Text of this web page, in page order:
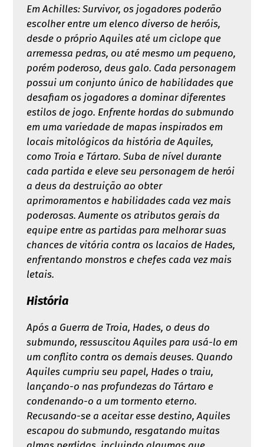
Em Achilles: Survivor, os jogadores poderão
escolher entre um elenco diverso de heróis,
desde o próprio Aquiles até um ciclope que
arremessa pedras, ou até mesmo um pequeno,
porém poderoso, deus galo. Cada personagem
possui um conjunto único de habilidades que
desafiam os jogadores a dominar diferentes
estilos de jogo. Enfrente hordas do submundo
em uma variedade de mapas inspirados em
locais mitológicos da história de Aquiles,
como Troia e Tártaro. Suba de nível durante
cada partida e eleve seu personagem de herói
a deus da destruição ao obter
aprimoramentos e habilidades cada vez mais
poderosas. Aumente os atributos gerais da
equipe entre as partidas para melhorar suas
chances de vitória contra os lacaios de Hades,
enfrentando monstros e chefes cada vez mais
letais.
História
Após a Guerra de Troia, Hades, o deus do
submundo, ressuscitou Aquiles para usá-lo em
um conflito contra os demais deuses. Quando
Aquiles cumpriu seu papel, Hades o traiu,
lançando-o nas profundezas do Tártaro e
condenando-o a um tormento eterno.
Recusando-se a aceitar esse destino, Aquiles
escapou do submundo, resgatando muitas